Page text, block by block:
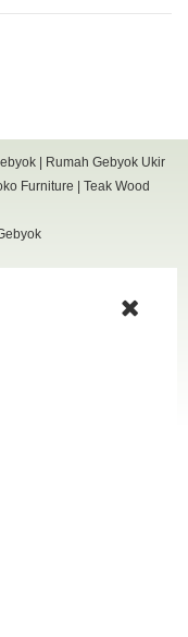
|
Rumah Gebyok Ukir
Furniture
Teak Wood